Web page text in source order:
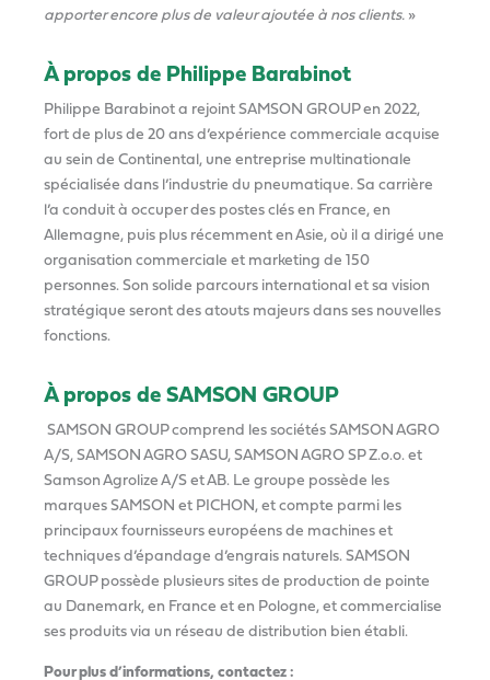
apporter encore plus de valeur ajoutée à nos clients. »
À propos de Philippe Barabinot
Philippe Barabinot a rejoint SAMSON GROUP en 2022,
fort de plus de 20 ans d’expérience commerciale acquise
au sein de Continental, une entreprise multinationale
spécialisée dans l’industrie du pneumatique. Sa carrière
l’a conduit à occuper des postes clés en France, en
Allemagne, puis plus récemment en Asie, où il a dirigé une
organisation commerciale et marketing de 150
personnes. Son solide parcours international et sa vision
stratégique seront des atouts majeurs dans ses nouvelles
fonctions.
À propos de SAMSON GROUP
SAMSON GROUP comprend les sociétés SAMSON AGRO
A/S, SAMSON AGRO SASU, SAMSON AGRO SP Z.o.o. et
Samson Agrolize A/S et AB. Le groupe possède les
marques SAMSON et PICHON, et compte parmi les
principaux fournisseurs européens de machines et
techniques d’épandage d’engrais naturels. SAMSON
GROUP possède plusieurs sites de production de pointe
au Danemark, en France et en Pologne, et commercialise
ses produits via un réseau de distribution bien établi.
Pour plus d’informations, contactez :